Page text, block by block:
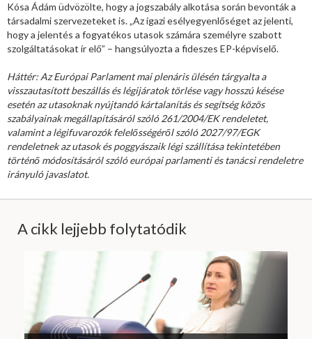
Kósa Ádám üdvözölte, hogy a jogszabály alkotása során bevonták a
társadalmi szervezeteket is. „Az igazi esélyegyenlőséget az jelenti,
hogy a jelentés a fogyatékos utasok számára személyre szabott
szolgáltatásokat ír elő” – hangsúlyozta a fideszes EP-képviselő.
Háttér: Az Európai Parlament mai plenáris ülésén tárgyalta a
visszautasított beszállás és légijáratok törlése vagy hosszú késése
esetén az utasoknak nyújtandó kártalanítás és segítség közös
szabályainak megállapításáról szóló 261/2004/EK rendeletet,
valamint a légifuvarozók felelősségéről szóló 2027/97/EGK
rendeletnek az utasok és poggyászaik légi szállítása tekintetében
történő módosításáról szóló európai parlamenti és tanácsi rendeletre
irányuló javaslatot.
A cikk lejjebb folytatódik